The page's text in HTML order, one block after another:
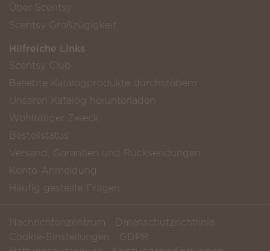
Über Scentsy
Scentsy Großzügigkeit
Hilfreiche Links
Scentsy Club
Beliebte Katalogprodukte durchstöbern
Unseren Katalog herunterladen
Wohltätiger Zweck
Bestellstatus
Versand, Garantien und Rücksendungen
Konto-Anmeldung
Häufig gestellte Fragen
Nachrichtenzentrum
Datenschutzrichtlinie
Cookie-Einstellungen
GDPR